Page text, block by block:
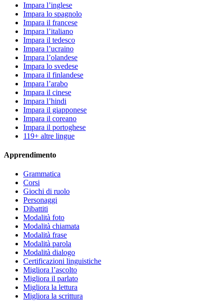
Impara l’inglese
Impara lo spagnolo
Impara il francese
Impara l’italiano
Impara il tedesco
Impara l’ucraino
Impara l’olandese
Impara lo svedese
Impara il finlandese
Impara l’arabo
Impara il cinese
Impara l’hindi
Impara il giapponese
Impara il coreano
Impara il portoghese
119+ altre lingue
Apprendimento
Grammatica
Corsi
Giochi di ruolo
Personaggi
Dibattiti
Modalità foto
Modalità chiamata
Modalità frase
Modalità parola
Modalità dialogo
Certificazioni linguistiche
Migliora l’ascolto
Migliora il parlato
Migliora la lettura
Migliora la scrittura